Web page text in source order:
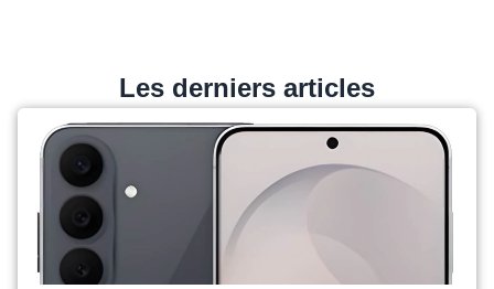
Les derniers articles